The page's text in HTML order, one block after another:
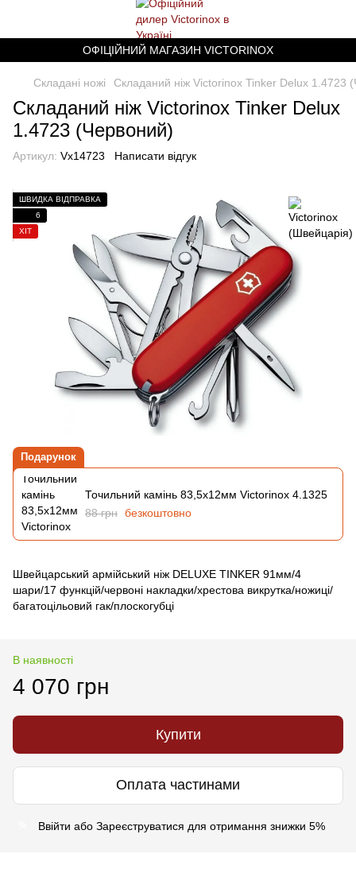
ОФІЦІЙНИЙ МАГАЗИН VICTORINOX
Складані ножі Складаний ніж Victorinox Tinker Delux 1.4723
Складаний ніж Victorinox Tinker Delux
1.4723 (Червоний)
Артикул: Vx14723 Написати відгук
ШВИДКА ВІДПРАВКА
6
ХІТ
Подарунок
Точильний камінь 83,5х12мм Victorinox 4.1325
88 грн безкоштовно
Швейцарський армійський ніж DELUXE TINKER 91мм/4
шари/17 функцій/червоні накладки/хрестова викрутка/ножиці/
багатоцільовий гак/плоскогубці
В наявності
4 070 грн
Купити
Оплата частинами
Ввійти або Зареєструватися для отримання знижки 5%